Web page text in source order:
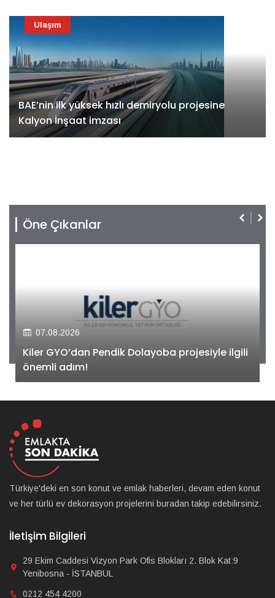
BAE’nin ilk yüksek hızlı demiryolu projesine
Kalyon İnşaat imzası
Ulaşım
Öne Çıkanlar
07.08.2026
Kiler GYO’dan Pendik Dolayoba projesiyle ilgili
önemli adım!
Türkiye'deki en son konut ve emlak haberleri, devam eden konut
ve her türlü ev dekorasyon projelerini buradan takip edebilirsiniz.
İletişim Bilgileri
29 Ekim Caddesi Vizyon Park Ofis Blokları 2. Blok Kat:9
Yenibosna - İSTANBUL
0212 454 4200